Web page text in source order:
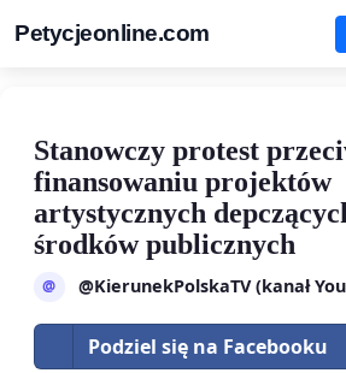
Petycjeonline.com
Stanowczy protest
finansowaniu projektów
artystycznych
środków publicznych
@ @KierunekPolskaTV (kanał
Podziel się na Facebooku